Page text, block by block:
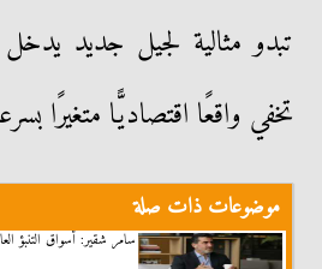
تبدو مثالية لجيل جديد
تخفي واقعًا اقتصاديًّا متغيرًا
موضوعات ذات صلة
سامر شقير: أسواق التنبؤ